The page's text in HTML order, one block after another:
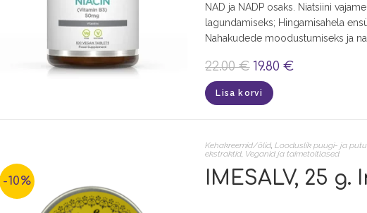
NAD ja NADP osaks. Niatsiini
lagundamiseks; Hingamisahela
Nahakudede moodustumiseks ja
22.00€ 19.80€
Lisa korvi
-10%
Kehakreemid/õlid ,Looduslik puugi- ja
ekstraktid Veganid ja taimetoitlased
IMESALV, 25 g.